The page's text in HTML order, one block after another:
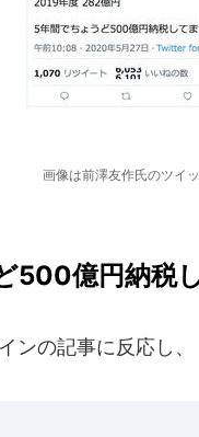
画像は前澤友作氏のツイ
500億円納税
ンの記事に反応し、